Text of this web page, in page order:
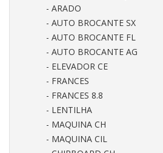
- ARADO
- AUTO BROCANTE SX
- AUTO BROCANTE FL
- AUTO BROCANTE AG
- ELEVADOR CE
- FRANCES
- FRANCES 8.8
- LENTILHA
- MAQUINA CH
- MAQUINA CIL